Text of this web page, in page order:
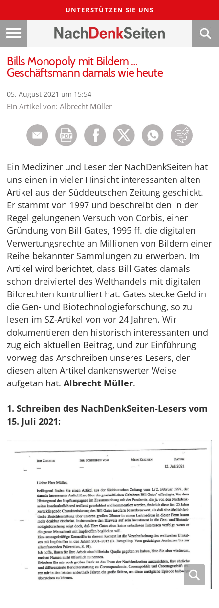
UNTERSTÜTZEN SIE UNS
Bills Monopoly mit Bildern …
Geschäftsmann damals wie heute
05. August 2021 um 15:54
Ein Artikel von: Albrecht Müller
Ein Mediziner und Leser der NachDenkSeiten hat
uns einen in vieler Hinsicht interessanten alten
Artikel aus der Süddeutschen Zeitung geschickt.
Er stammt von 1997 und beschreibt den in der
Regel gelungenen Versuch von Corbis, einer
Gründung von Bill Gates, 1995 ff. die digitalen
Verwertungsrechte an Millionen von Bildern einer
Reihe bekannter Sammlungen zu erwerben. Im
Artikel wird berichtet, dass Bill Gates damals
schon dreiviertel des Welthandels mit digitalen
Bildrechten kontrolliert hat. Gates stecke Geld in
die Gen- und Biotechnologieforschung, so zu
lesen im SZ-Artikel von vor 24 Jahren. Wir
dokumentieren den historisch interessanten und
zugleich aktuellen Beitrag, und zur Einführung
vorweg das Anschreiben unseres Lesers, der
diesen alten Artikel dankenswerter Weise
aufgetan hat. Albrecht Müller.
1. Schreiben des NachDenkSeiten-Lesers vom
15. Juli 2021: